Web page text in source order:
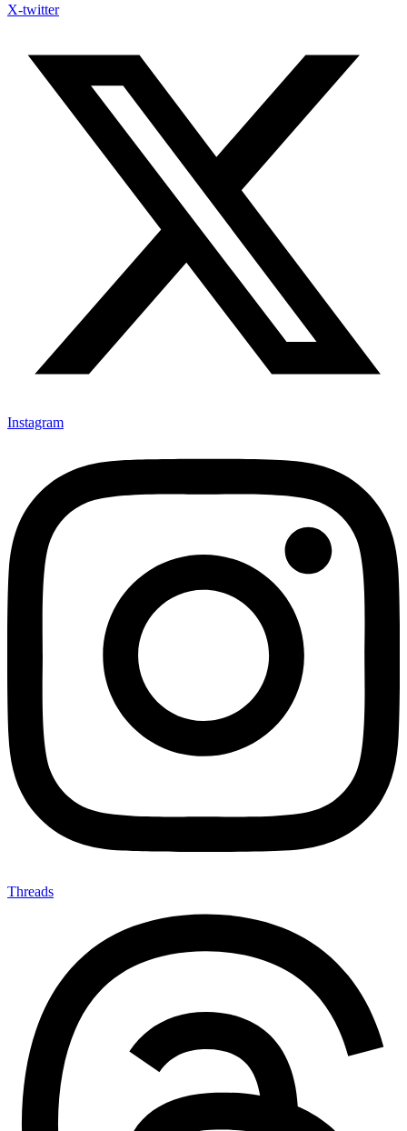
X-twitter
Instagram
Threads